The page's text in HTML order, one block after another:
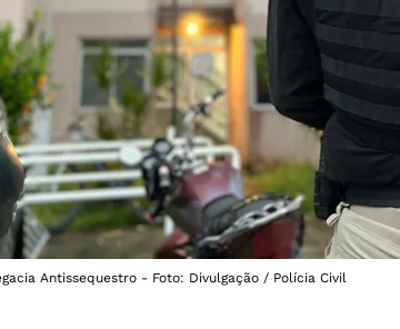
Antissequestro - Foto: Divulgação / Polícia Civil